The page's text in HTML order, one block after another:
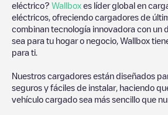
eléctrico? Wallbox es líder global en
eléctricos, ofreciendo cargadores de
combinan tecnología innovadora con un
sea para tu hogar o negocio, Wallbox
para ti.
Nuestros cargadores están diseñados
seguros y fáciles de instalar, haciendo
vehículo cargado sea más sencillo que